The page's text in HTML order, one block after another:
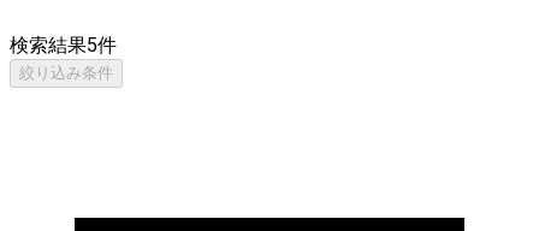
検索結果5件
絞り込み条件